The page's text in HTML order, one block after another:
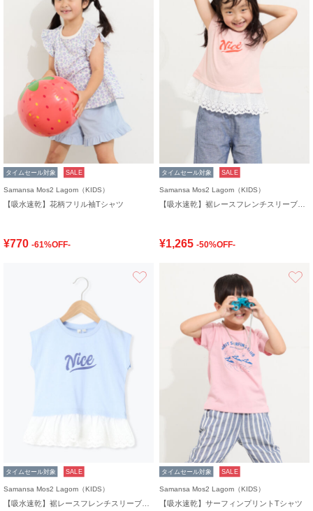
タイムセール対象 SALE
Samansa Mos2 Lagom（KIDS）
【吸水速乾】花柄フリル袖Tシャツ
¥770 -61%OFF-
タイムセール対象 SALE
Samansa Mos2 Lagom（KIDS）
¥1,265 -50%OFF-
タイムセール対象 SALE
Samansa Mos2 Lagom（KIDS）
タイムセール対象 SALE
Samansa Mos2 Lagom（KIDS）
【吸水速乾】サーフィンプリントTシャツ